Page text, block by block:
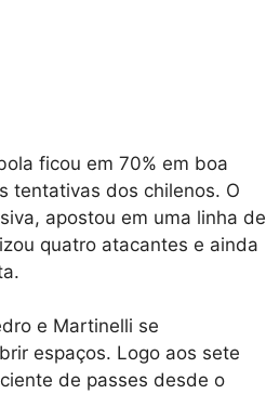
ficou em 70% em boa
tentativas dos chilenos. O
apostou em uma linha de
quatro atacantes e ainda
e Martinelli se
espaços. Logo aos sete
de passes desde o